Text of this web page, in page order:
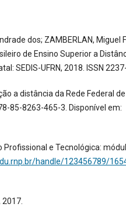
dos; ZAMBERLAN, Miguel
de Ensino Superior a
SEDIS-UFRN, 2018. ISSN
a distância da Rede Federal
85-8263-465-3. Disponível em:
e Tecnológica:
handle/123456789/